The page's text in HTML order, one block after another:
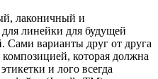
лаконичный и
линейки для будущей
Сами варианты друг от друга
которая должна
и лого всегда